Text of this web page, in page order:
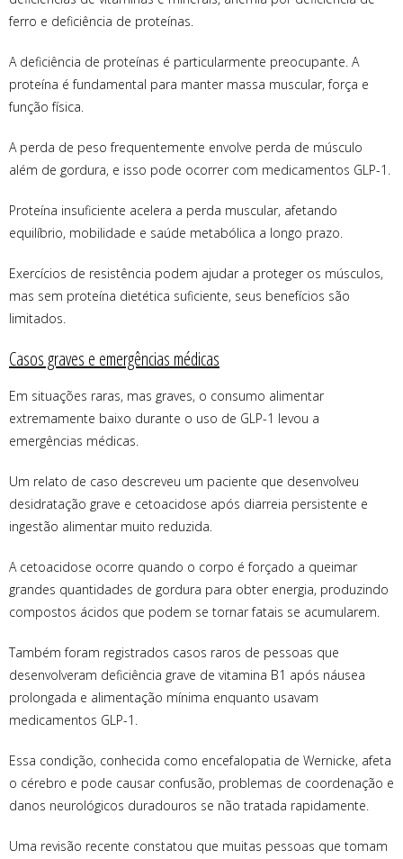
ferro e deficiência de proteínas.
A deficiência de proteínas é particularmente preocupante. A
proteína é fundamental para manter massa muscular, força e
função física.
A perda de peso frequentemente envolve perda de músculo
além de gordura, e isso pode ocorrer com medicamentos GLP-1.
Proteína insuficiente acelera a perda muscular, afetando
equilíbrio, mobilidade e saúde metabólica a longo prazo.
Exercícios de resistência podem ajudar a proteger os músculos,
mas sem proteína dietética suficiente, seus benefícios são
limitados.
Casos graves e emergências médicas
Em situações raras, mas graves, o consumo alimentar
extremamente baixo durante o uso de GLP-1 levou a
emergências médicas.
Um relato de caso descreveu um paciente que desenvolveu
desidratação grave e cetoacidose após diarreia persistente e
ingestão alimentar muito reduzida.
A cetoacidose ocorre quando o corpo é forçado a queimar
grandes quantidades de gordura para obter energia, produzindo
compostos ácidos que podem se tornar fatais se acumularem.
Também foram registrados casos raros de pessoas que
desenvolveram deficiência grave de vitamina B1 após náusea
prolongada e alimentação mínima enquanto usavam
medicamentos GLP-1.
Essa condição, conhecida como encefalopatia de Wernicke, afeta
o cérebro e pode causar confusão, problemas de coordenação e
danos neurológicos duradouros se não tratada rapidamente.
Uma revisão recente constatou que muitas pessoas que tomam